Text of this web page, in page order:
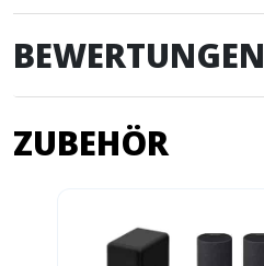
BEWERTUNGEN
ZUBEHÖR